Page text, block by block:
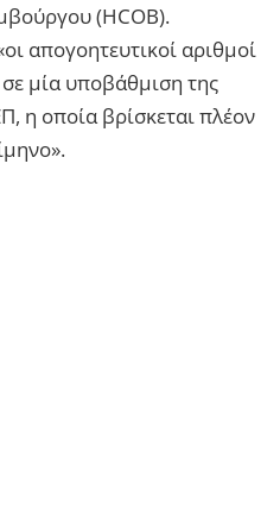
(HCOB).
απογοητευτικοί αριθμοί
μία υποβάθμιση της
η οποία βρίσκεται πλέον